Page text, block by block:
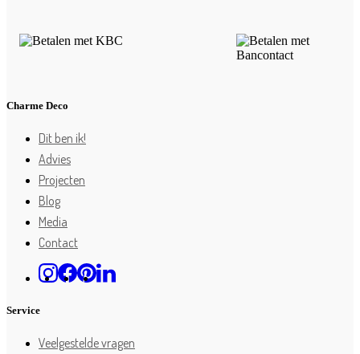
Charme Deco
Dit ben ik!
Advies
Projecten
Blog
Media
Contact
Service
Veelgestelde vragen